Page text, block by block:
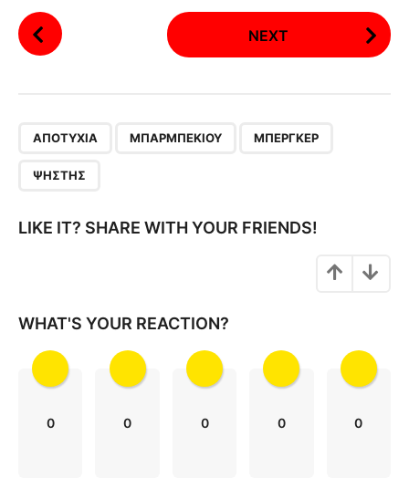
P
o
a
n
NEXT
ΑΠΟΤΥΧΊΑ ΜΠΆΡΜΠΕΚΙΟΥ ΜΠΈΡΓΚΕΡ
ΨΉΣΤΗΣ
LIKE IT? SHARE WITH YOUR FRIENDS!
WHAT'S YOUR REACTION?
0 0 0 0 0